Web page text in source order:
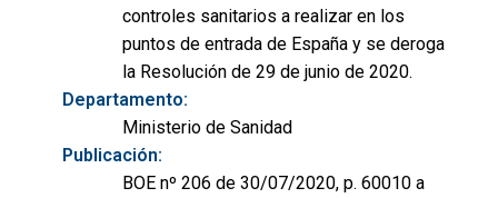
controles sanitarios a realizar en los
puntos de entrada de España y se deroga
la Resolución de 29 de junio de 2020.
Departamento:
Ministerio de Sanidad
Publicación:
BOE nº 206 de 30/07/2020, p. 60010 a